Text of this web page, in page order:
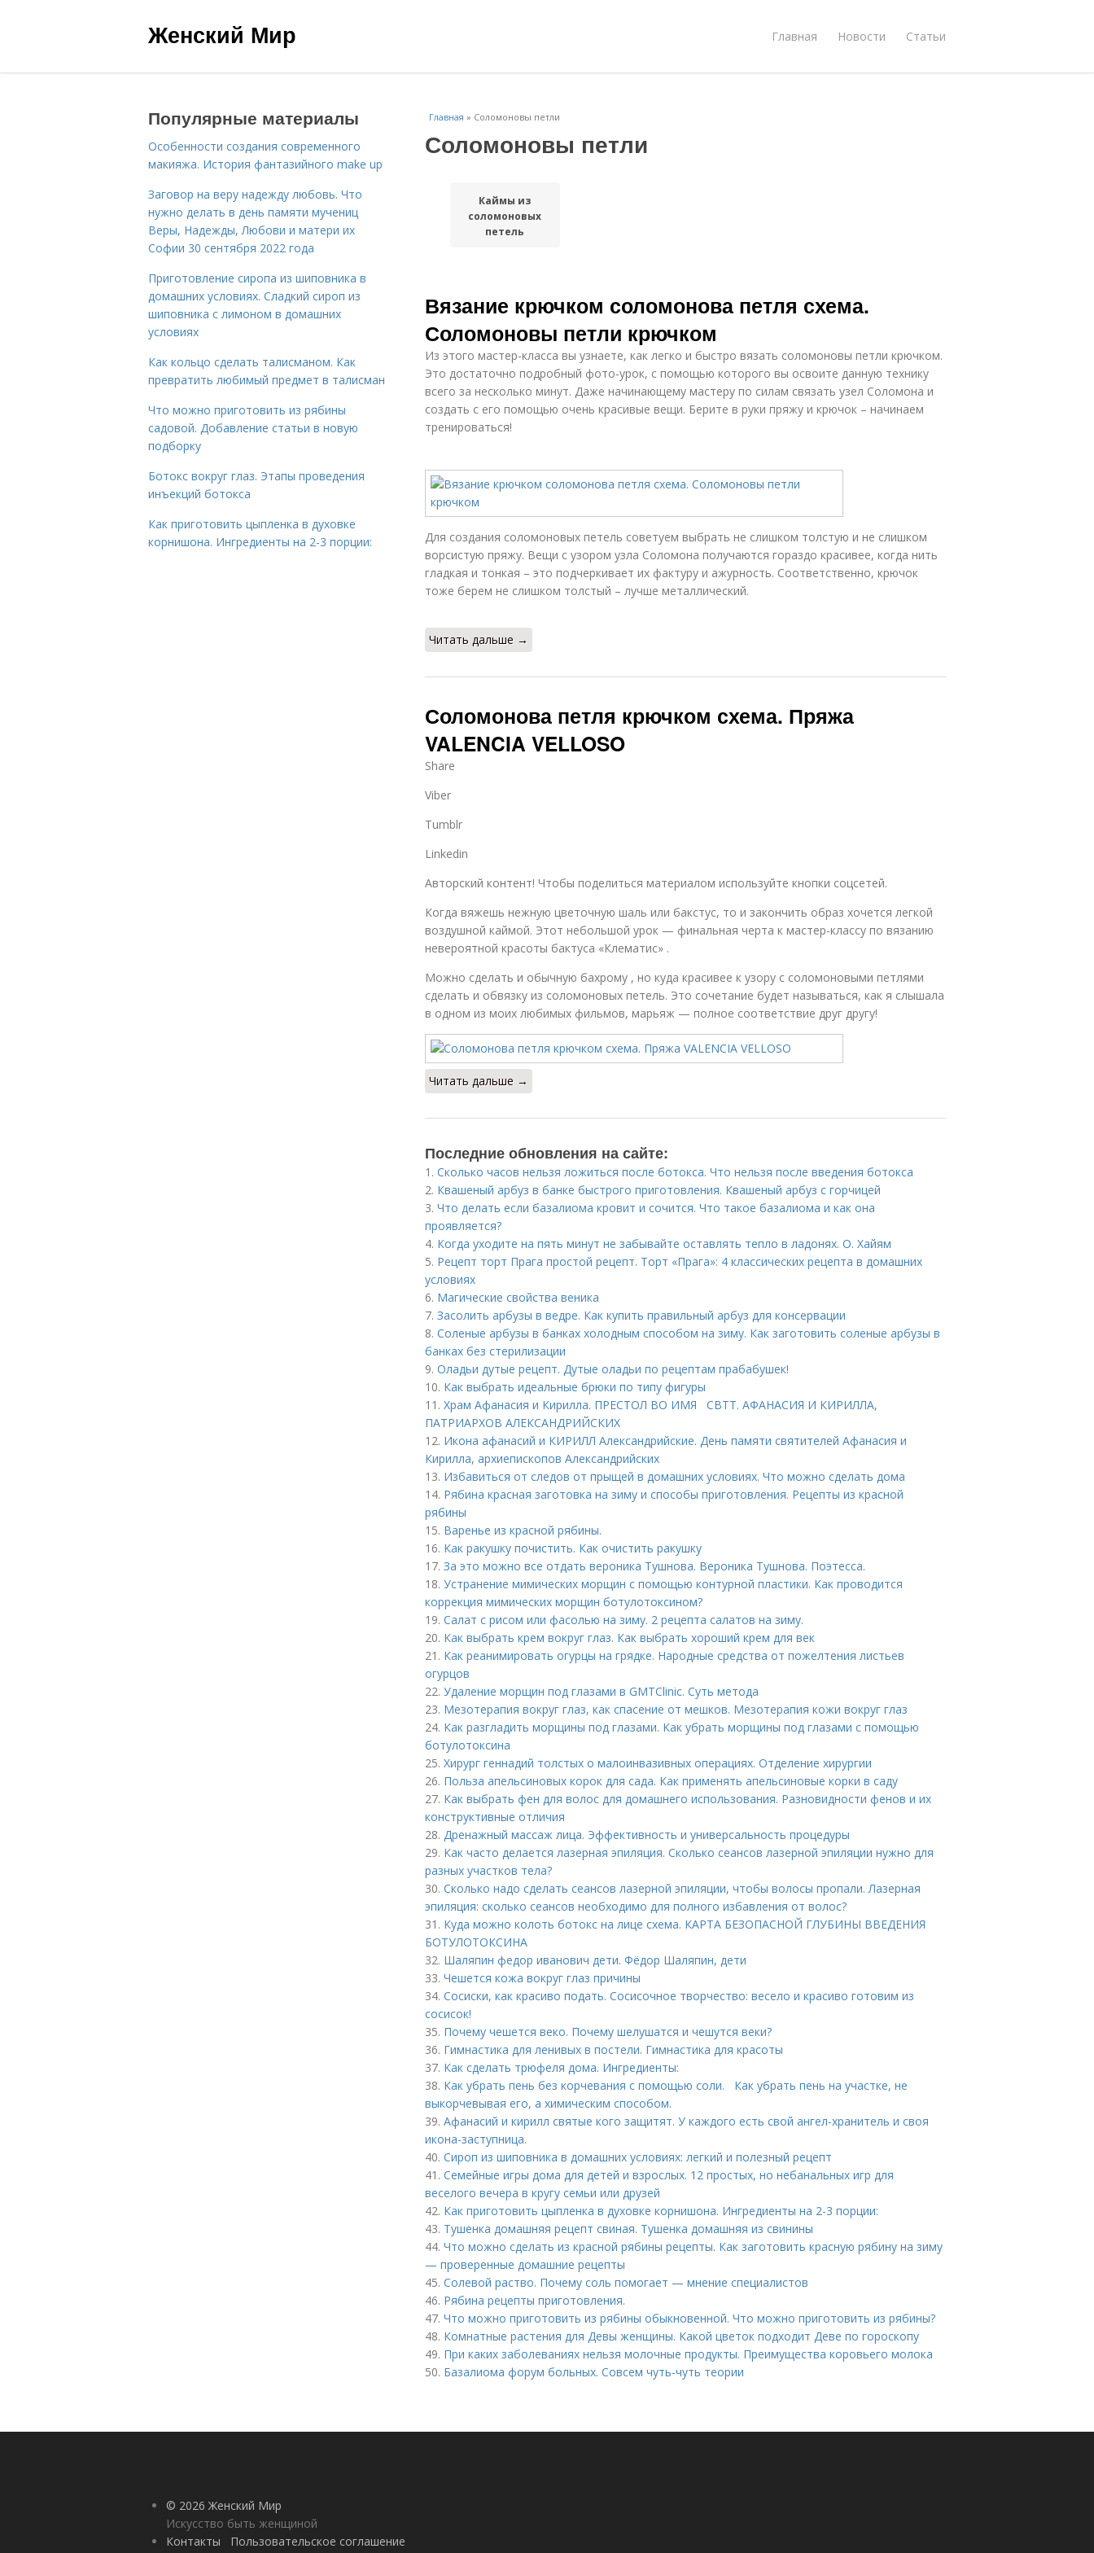
Женский Мир Главная Новости Статьи
Главная » Соломоновы петли
Соломоновы петли
Каймы из
соломоновых
петель
Вязание крючком соломонова петля схема.
Соломоновы петли крючком
Из этого мастер-класса вы узнаете, как легко и быстро вязать соломоновы петли крючком.
Это достаточно подробный фото-урок, с помощью которого вы освоите данную технику
всего за несколько минут. Даже начинающему мастеру по силам связать узел Соломона и
создать с его помощью очень красивые вещи. Берите в руки пряжу и крючок – начинаем
тренироваться!
Для создания соломоновых петель советуем выбрать не слишком толстую и не слишком
ворсистую пряжу. Вещи с узором узла Соломона получаются гораздо красивее, когда нить
гладкая и тонкая – это подчеркивает их фактуру и ажурность. Соответственно, крючок
тоже берем не слишком толстый – лучше металлический.
Читать дальше →
Соломонова петля крючком схема. Пряжа
VALENCIA VELLOSO
Share
Viber
Tumblr
Linkedin
Авторский контент! Чтобы поделиться материалом используйте кнопки соцсетей.
Когда вяжешь нежную цветочную шаль или бакстус, то и закончить образ хочется легкой
воздушной каймой. Этот небольшой урок — финальная черта к мастер-классу по вязанию
невероятной красоты бактуса «Клематис» .
Можно сделать и обычную бахрому , но куда красивее к узору с соломоновыми петлями
сделать и обвязку из соломоновых петель. Это сочетание будет называться, как я слышала
в одном из моих любимых фильмов, марьяж — полное соответствие друг другу!
Читать дальше →
Последние обновления на сайте:
1. Сколько часов нельзя ложиться после ботокса. Что нельзя после введения ботокса
2. Квашеный арбуз в банке быстрого приготовления. Квашеный арбуз с горчицей
3. Что делать если базалиома кровит и сочится. Что такое базалиома и как она
проявляется?
4. Когда уходите на пять минут не забывайте оставлять тепло в ладонях. О. Хайям
5. Рецепт торт Прага простой рецепт. Торт «Прага»: 4 классических рецепта в домашних
условиях
6. Магические свойства веника
7. Засолить арбузы в ведре. Как купить правильный арбуз для консервации
8. Соленые арбузы в банках холодным способом на зиму. Как заготовить соленые арбузы в
банках без стерилизации
9. Оладьи дутые рецепт. Дутые оладьи по рецептам прабабушек!
10. Как выбрать идеальные брюки по типу фигуры
11. Храм Афанасия и Кирилла. ПРЕСТОЛ ВО ИМЯ СВТТ. АФАНАСИЯ И КИРИЛЛА,
ПАТРИАРХОВ АЛЕКСАНДРИЙСКИХ
12. Икона афанасий и КИРИЛЛ Александрийские. День памяти святителей Афанасия и
Кирилла, архиепископов Александрийских
13. Избавиться от следов от прыщей в домашних условиях. Что можно сделать дома
14. Рябина красная заготовка на зиму и способы приготовления. Рецепты из красной
рябины
15. Варенье из красной рябины.
16. Как ракушку почистить. Как очистить ракушку
17. За это можно все отдать вероника Тушнова. Вероника Тушнова. Поэтесса.
18. Устранение мимических морщин с помощью контурной пластики. Как проводится
коррекция мимических морщин ботулотоксином?
19. Салат с рисом или фасолью на зиму. 2 рецепта салатов на зиму.
20. Как выбрать крем вокруг глаз. Как выбрать хороший крем для век
21. Как реанимировать огурцы на грядке. Народные средства от пожелтения листьев
огурцов
22. Удаление морщин под глазами в GMTClinic. Суть метода
23. Мезотерапия вокруг глаз, как спасение от мешков. Мезотерапия кожи вокруг глаз
24. Как разгладить морщины под глазами. Как убрать морщины под глазами с помощью
ботулотоксина
25. Хирург геннадий толстых о малоинвазивных операциях. Отделение хирургии
26. Польза апельсиновых корок для сада. Как применять апельсиновые корки в саду
27. Как выбрать фен для волос для домашнего использования. Разновидности фенов и их
конструктивные отличия
28. Дренажный массаж лица. Эффективность и универсальность процедуры
29. Как часто делается лазерная эпиляция. Сколько сеансов лазерной эпиляции нужно для
разных участков тела?
30. Сколько надо сделать сеансов лазерной эпиляции, чтобы волосы пропали. Лазерная
эпиляция: сколько сеансов необходимо для полного избавления от волос?
31. Куда можно колоть ботокс на лице схема. КАРТА БЕЗОПАСНОЙ ГЛУБИНЫ ВВЕДЕНИЯ
БОТУЛОТОКСИНА
32. Шаляпин федор иванович дети. Фёдор Шаляпин, дети
33. Чешется кожа вокруг глаз причины
34. Сосиски, как красиво подать. Сосисочное творчество: весело и красиво готовим из
сосисок!
35. Почему чешется веко. Почему шелушатся и чешутся веки?
36. Гимнастика для ленивых в постели. Гимнастика для красоты
37. Как сделать трюфеля дома. Ингредиенты:
38. Как убрать пень без корчевания с помощью соли. Как убрать пень на участке, не
выкорчевывая его, а химическим способом.
39. Афанасий и кирилл святые кого защитят. У каждого есть свой ангел-хранитель и своя
икона-заступница.
40. Сироп из шиповника в домашних условиях: легкий и полезный рецепт
41. Семейные игры дома для детей и взрослых. 12 простых, но небанальных игр для
веселого вечера в кругу семьи или друзей
42. Как приготовить цыпленка в духовке корнишона. Ингредиенты на 2-3 порции:
43. Тушенка домашняя рецепт свиная. Тушенка домашняя из свинины
44. Что можно сделать из красной рябины рецепты. Как заготовить красную рябину на зиму
— проверенные домашние рецепты
45. Солевой раство. Почему соль помогает — мнение специалистов
46. Рябина рецепты приготовления.
47. Что можно приготовить из рябины обыкновенной. Что можно приготовить из рябины?
48. Комнатные растения для Девы женщины. Какой цветок подходит Деве по гороскопу
49. При каких заболеваниях нельзя молочные продукты. Преимущества коровьего молока
50. Базалиома форум больных. Совсем чуть-чуть теории
Популярные материалы
Особенности создания современного
макияжа. История фантазийного make up
Заговор на веру надежду любовь. Что
нужно делать в день памяти мучениц
Веры, Надежды, Любови и матери их
Софии 30 сентября 2022 года
Приготовление сиропа из шиповника в
домашних условиях. Сладкий сироп из
шиповника с лимоном в домашних
условиях
Как кольцо сделать талисманом. Как
превратить любимый предмет в талисман
Что можно приготовить из рябины
садовой. Добавление статьи в новую
подборку
Ботокс вокруг глаз. Этапы проведения
инъекций ботокса
Как приготовить цыпленка в духовке
корнишона. Ингредиенты на 2-3 порции:
© 2026 Женский Мир
Искусство быть женщиной
Контакты
Пользовательское соглашение